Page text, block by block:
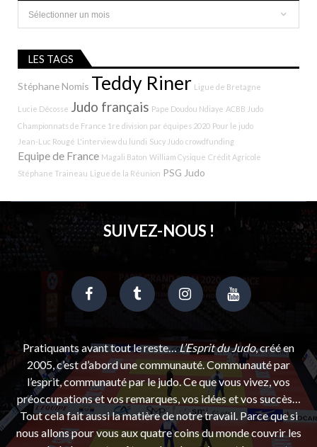
Archives
LES TAGS
Stéphane Nomis Teddy Riner Ligue de Bretagne
Lucie Décosse Judo français Pape Doudou Ndiaye ACBB Judo
Championnats de France 1re division par équipes 2020 Pour le judo
Jean-Luc Rougé L'interview du lundi Sucy Judo crowdfunding
Equipe de France Magali Baton William Cysique Crédit Agricole
Stéphane Traineau Ligue de la Réunion PSG Judo
SUIVEZ-NOUS !
Pratiquants avant tout le reste…L’Esprit du Judo, créé en
2005, c’est d’abord une communauté. Communauté par
l’esprit, communauté par le judo. Ce que vous vivez, vos
préoccupations et vos remarques, vos idées et vos succès…
Tout cela fait aussi la matière de notre travail. Parce que si
nous allons pour vous aux quatre coins du monde couvrir les